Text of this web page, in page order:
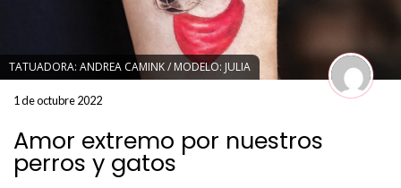
TATUADORA: ANDREA CAMINK / MODELO: JULIA
1 de octubre 2022
Amor extremo por nuestros
perros y gatos